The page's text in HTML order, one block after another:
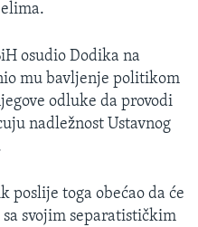
osudio Dodika na
mu bavljenje politikom
odluke da provodi
nadležnost Ustavnog
poslije toga obećao da će
svojim separatističkim